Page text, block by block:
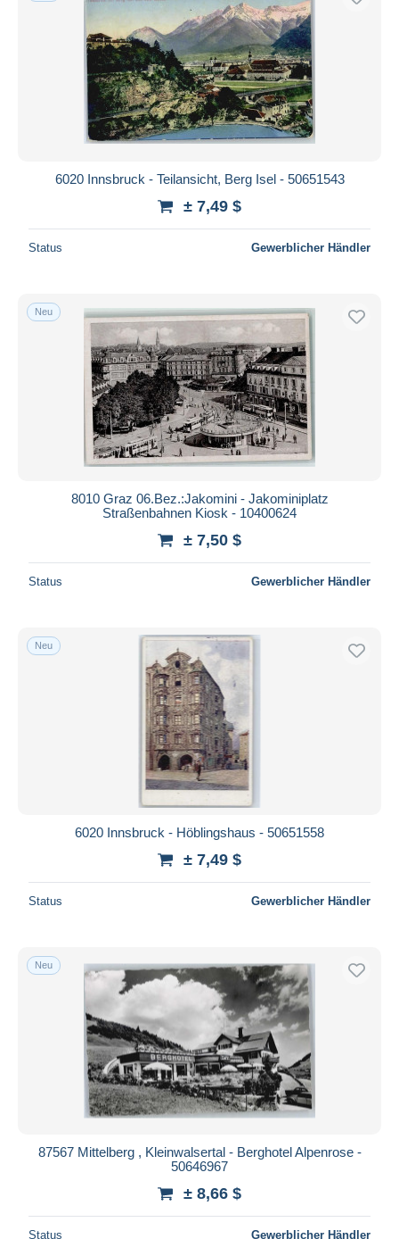
6020 Innsbruck - Teilansicht, Berg Isel - 50651543
± 7,49 $
Status Gewerblicher Händler
Neu
8010 Graz 06.Bez.:Jakomini - Jakominiplatz
Straßenbahnen Kiosk - 10400624
± 7,50 $
Status Gewerblicher Händler
Neu
6020 Innsbruck - Höblingshaus - 50651558
± 7,49 $
Status Gewerblicher Händler
Neu
87567 Mittelberg , Kleinwalsertal - Berghotel Alpenrose -
50646967
± 8,66 $
Status Gewerblicher Händler